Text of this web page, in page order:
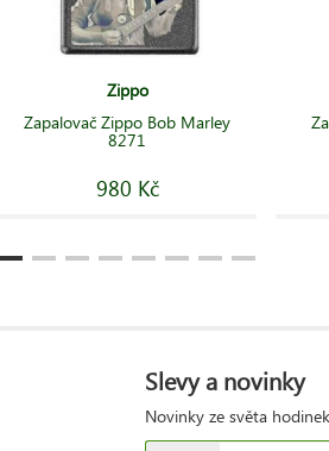
Zippo
Zapalovač Zippo Bob Marley
8271
980 Kč
Slevy a novinky
Novinky ze světa